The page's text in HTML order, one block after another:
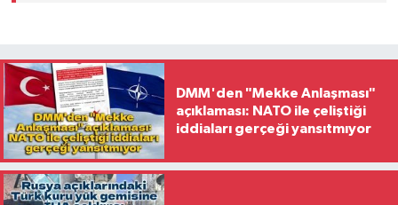
DMM'den "Mekke Anlaşması"
açıklaması: NATO ile çeliştiği
iddiaları gerçeği yansıtmıyor